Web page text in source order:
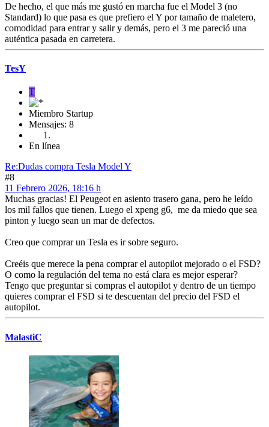
De hecho, el que más me gustó en marcha fue el Model 3 (no
Standard) lo que pasa es que prefiero el Y por tamaño de maletero,
comodidad para entrar y salir y demás, pero el 3 me pareció una
auténtica pasada en carretera.
TesY
T
Miembro Startup
Mensajes: 8
En línea
Re:Dudas compra Tesla Model Y
#8
11 Febrero 2026, 18:16 h
Muchas gracias! El Peugeot en asiento trasero gana, pero he leído
los mil fallos que tienen. Luego el xpeng g6, me da miedo que sea
pinton y luego sean un mar de defectos.
Creo que comprar un Tesla es ir sobre seguro.
Creéis que merece la pena comprar el autopilot mejorado o el FSD?
O como la regulación del tema no está clara es mejor esperar?
Tengo que preguntar si compras el autopilot y dentro de un tiempo
quieres comprar el FSD si te descuentan del precio del FSD el
autopilot.
MalastiC